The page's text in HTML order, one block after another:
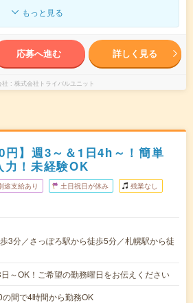
もっと見る
応募へ進む 詳しく見る
株式会社トライバルユニット
円】週3～＆1日4h～！簡単
力！未経験OK
途支給あり 土日祝日が休み 残業なし
3分／さっぽろ駅から徒歩5分／札幌駅から徒
～OK！ご希望の勤務曜日をお伝えください
間で4時間から勤務OK